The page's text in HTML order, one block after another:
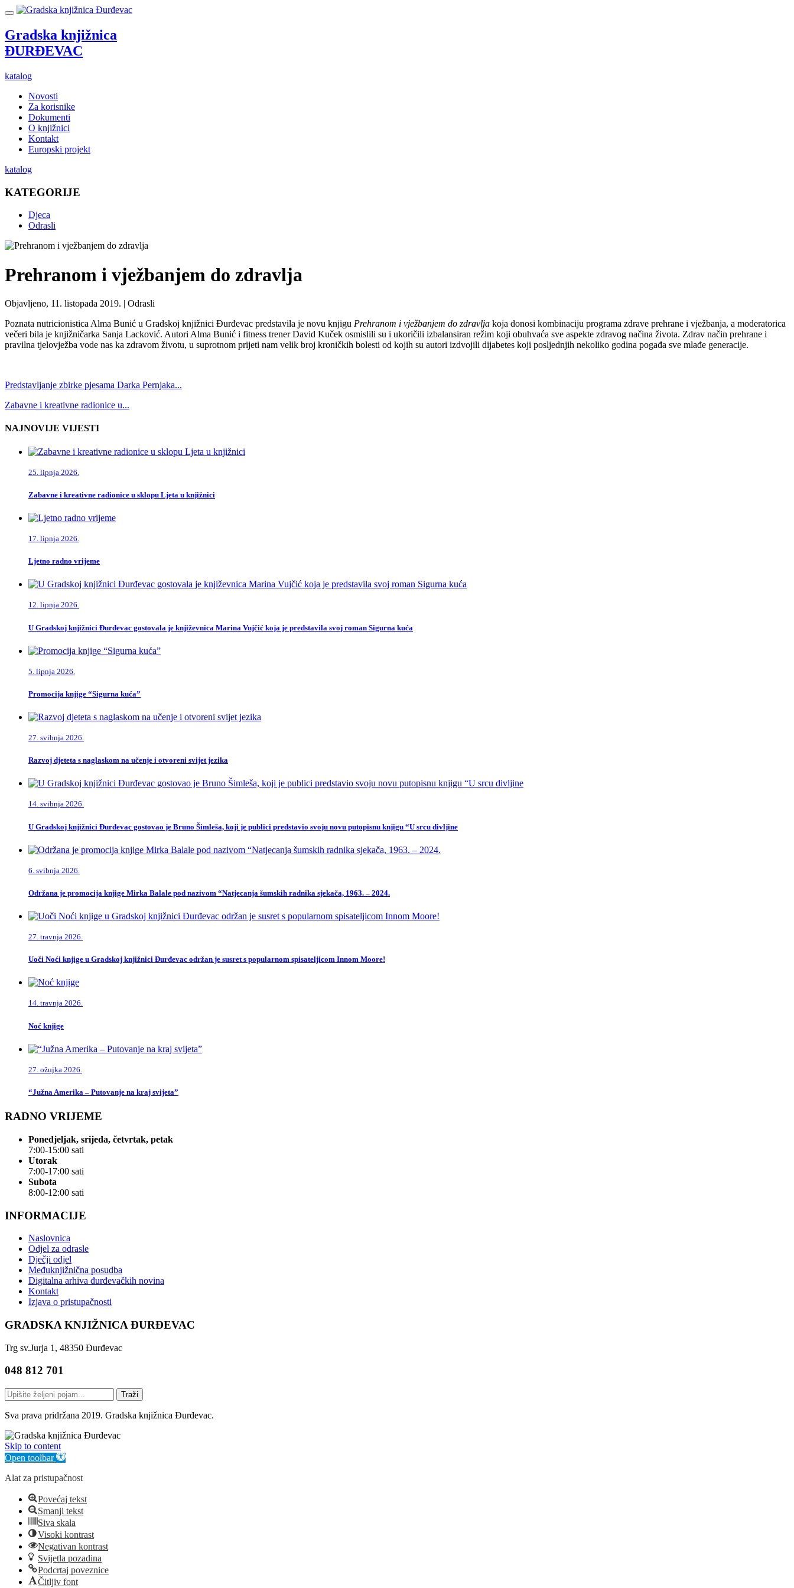
Gradska knjižnica
ĐURĐEVAC
katalog
Novosti
Za korisnike
Dokumenti
O knjižnici
Kontakt
Europski projekt
katalog
KATEGORIJE
Djeca
Odrasli
Prehranom i vježbanjem do zdravlja
Objavljeno, 11. listopada 2019. | Odrasli
Poznata nutricionistica Alma Bunić u Gradskoj knjižnici Đurđevac predstavila je novu knjigu Prehranom i vježbanjem do zdravlja koja donosi kombinaciju programa zdrave prehrane i vježbanja, a moderatorica
večeri bila je knjižničarka Sanja Lacković. Autori Alma Bunić i fitness trener David Kuček osmislili su i ukoričili izbalansiran režim koji obuhvaća sve aspekte zdravog načina života. Zdrav način prehrane i
pravilna tjelovježba vode nas ka zdravom životu, u suprotnom prijeti nam velik broj kroničkih bolesti od kojih su autori izdvojili dijabetes koji posljednjih nekoliko godina pogađa sve mlađe generacije.
Predstavljanje zbirke pjesama Darka Pernjaka...
Zabavne i kreativne radionice u...
NAJNOVIJE VIJESTI
25. lipnja 2026.
Zabavne i kreativne radionice u sklopu Ljeta u knjižnici
17. lipnja 2026.
Ljetno radno vrijeme
12. lipnja 2026.
U Gradskoj knjižnici Đurđevac gostovala je književnica Marina Vujčić koja je predstavila svoj roman Sigurna kuća
5. lipnja 2026.
Promocija knjige “Sigurna kuća”
27. svibnja 2026.
Razvoj djeteta s naglaskom na učenje i otvoreni svijet jezika
14. svibnja 2026.
U Gradskoj knjižnici Đurđevac gostovao je Bruno Šimleša, koji je publici predstavio svoju novu putopisnu knjigu “U srcu divljine
6. svibnja 2026.
Održana je promocija knjige Mirka Balale pod nazivom “Natjecanja šumskih radnika sjekača, 1963. – 2024.
27. travnja 2026.
Uoči Noći knjige u Gradskoj knjižnici Đurđevac održan je susret s popularnom spisateljicom Innom Moore!
14. travnja 2026.
Noć knjige
27. ožujka 2026.
“Južna Amerika – Putovanje na kraj svijeta”
RADNO VRIJEME
Ponedjeljak, srijeda, četvrtak, petak
7:00-15:00 sati
Utorak
7:00-17:00 sati
Subota
8:00-12:00 sati
INFORMACIJE
Naslovnica
Odjel za odrasle
Dječji odjel
Međuknjižnična posudba
Digitalna arhiva đurđevačkih novina
Kontakt
Izjava o pristupačnosti
GRADSKA KNJIŽNICA ĐURĐEVAC
Trg sv.Jurja 1, 48350 Đurđevac
048 812 701
Traži
Sva prava pridržana 2019. Gradska knjižnica Đurđevac.
Skip to content
Open toolbar
Alat za pristupačnost
Povećaj tekst
Smanji tekst
Siva skala
Visoki kontrast
Negativan kontrast
Svijetla pozadina
Podcrtaj poveznice
Čitljiv font